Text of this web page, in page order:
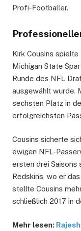
Profi-Footballer.
Kirk Cousins
Michigan State
Runde des NFL
ausgewählt wurde.
sechsten Platz in
erfolgreichsten
Cousins sicherte
ewigen NFL-
ersten drei Saisons
Redskins, wo er
stellte Cousins
schließlich 2017 in
Mehr lesen: